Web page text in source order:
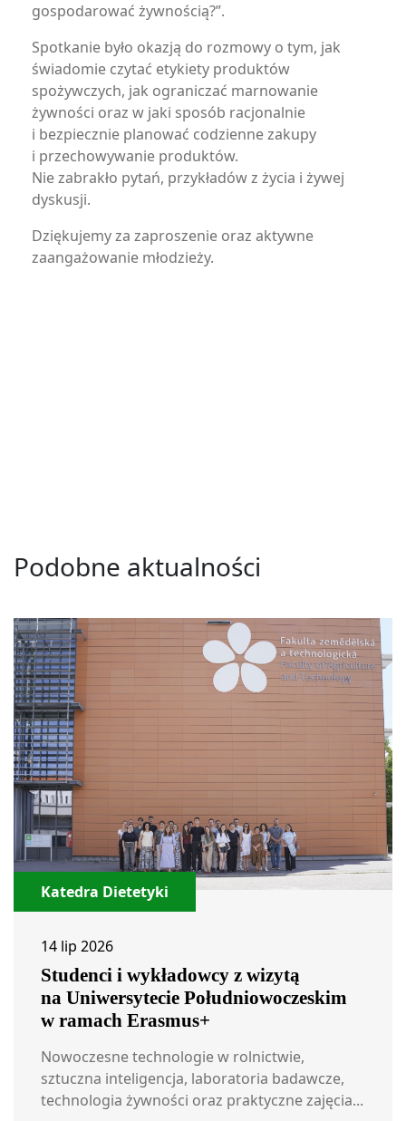
gospodarować żywnością?”.
Spotkanie było okazją do rozmowy o tym, jak
świadomie czytać etykiety produktów
spożywczych, jak ograniczać marnowanie
żywności oraz w jaki sposób racjonalnie
i bezpiecznie planować codzienne zakupy
i przechowywanie produktów.
Nie zabrakło pytań, przykładów z życia i żywej
dyskusji.
Dziękujemy za zaproszenie oraz aktywne
zaangażowanie młodzieży.
Podobne aktualności
Katedra Dietetyki
14 lip 2026
Studenci i wykładowcy z wizytą
na Uniwersytecie Południowoczeskim
w ramach Erasmus+
Nowoczesne technologie w rolnictwie,
sztuczna inteligencja, laboratoria badawcze,
technologia żywności oraz praktyczne zajęcia...